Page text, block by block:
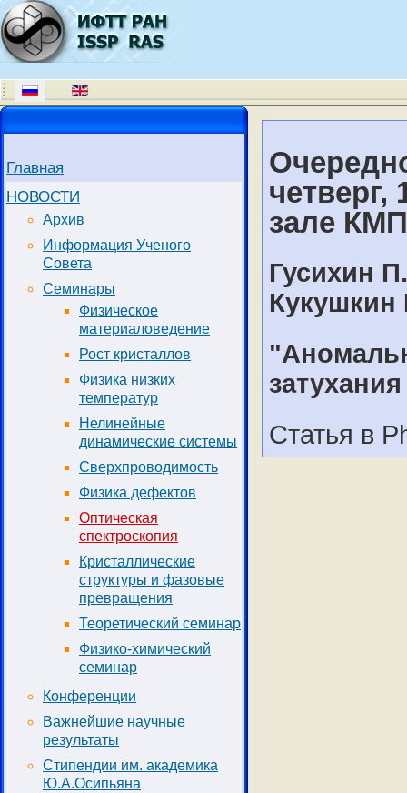
Главная
НОВОСТИ
Архив
Информация Ученого
Совета
Семинары
Физическое
материаловедение
Рост кристаллов
Физика низких
температур
Нелинейные
динамические системы
Сверхпроводимость
Физика дефектов
Оптическая
спектроскопия
Кристаллические
структуры и фазовые
превращения
Теоретический семинар
Физико-химический
семинар
Конференции
Важнейшие научные
результаты
Стипендии им. академика
Ю.А.Осипьяна
зале
Гусихин
Кукушкин
Статья в